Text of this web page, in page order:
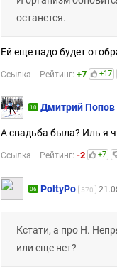
останется.
Ей еще надо будет
Ссылка Рейтинг: +7 +17
10 Дмитрий Попов
А свадьба была? Иль я
Ссылка Рейтинг: -2 +7
06 PoltyPo 570
Кстати, а про Н.
или еще нет?